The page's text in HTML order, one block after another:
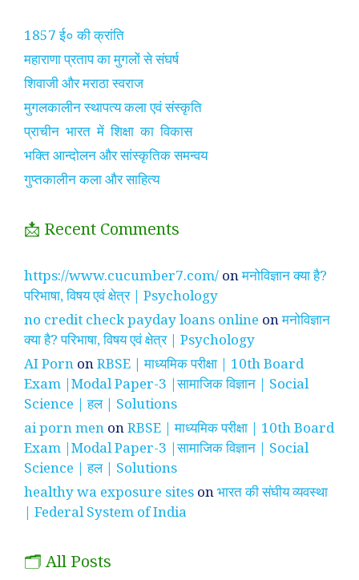
1857 ई० की क्रांति
महाराणा प्रताप का मुगलों से संघर्ष
शिवाजी और मराठा स्वराज
मुगलकालीन स्थापत्य कला एवं संस्कृति
प्राचीन भारत में शिक्षा का विकास
भक्ति आन्दोलन और सांस्कृतिक समन्वय
गुप्तकालीन कला और साहित्य
📩 Recent Comments
https://www.cucumber7.com/ onमनोविज्ञान क्या है?
परिभाषा, विषय एवं क्षेत्र | Psychology
no credit check payday loans online onमनोविज्ञान
क्या है? परिभाषा, विषय एवं क्षेत्र | Psychology
AI Porn onRBSE | माध्यमिक परीक्षा | 10th Board
Exam |Modal Paper-3 |सामाजिक विज्ञान | Social
Science | हल | Solutions
ai porn men onRBSE | माध्यमिक परीक्षा | 10th Board
Exam |Modal Paper-3 |सामाजिक विज्ञान | Social
Science | हल | Solutions
healthy wa exposure sites onभारत की संघीय व्यवस्था
| Federal System of India
🗂️ All Posts